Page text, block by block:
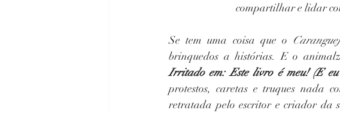
compartilhar e lidar
Se tem uma coisa que o
brinquedos a histórias. E o
Irritado em: Este livro é meu! (E eu
protestos, caretas e truques nada
retratada pelo escritor e criador da